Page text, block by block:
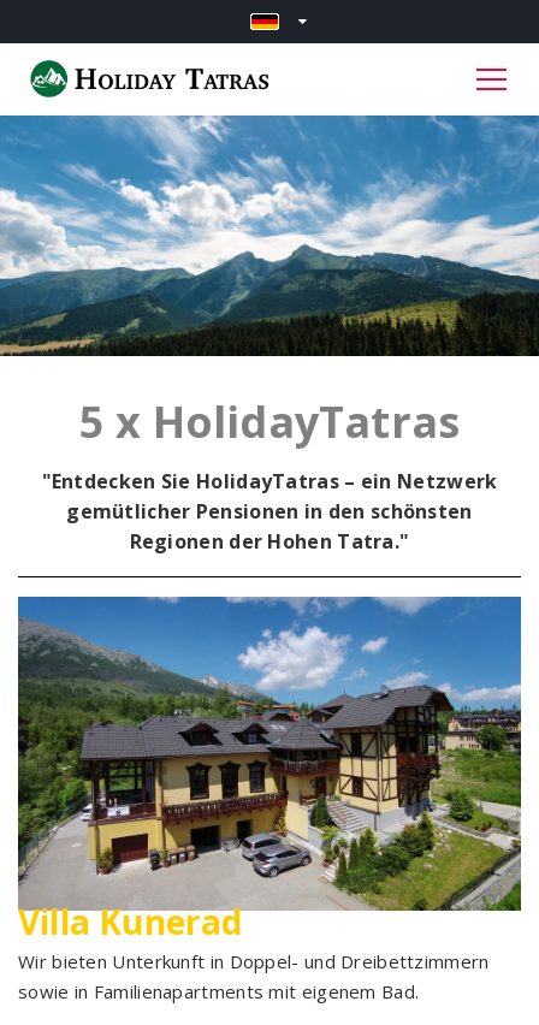
5 x HolidayTatras
"Entdecken Sie HolidayTatras – ein Netzwerk
gemütlicher Pensionen in den schönsten
Regionen der Hohen Tatra."
Villa Kunerad
Wir bieten Unterkunft in Doppel- und Dreibettzimmern
sowie in Familienapartments mit eigenem Bad.